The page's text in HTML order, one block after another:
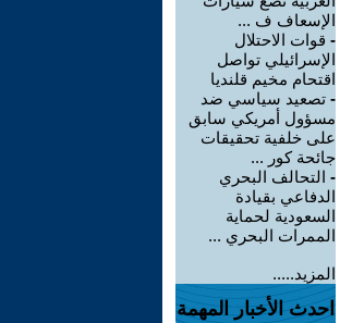
الإسعاف ف ...
- قوات الاحتلال
الإسرائيلي تواصل
اقتحام مخيم قلنديا
- تصعيد سياسي ضد
مسؤول أمريكي سابق
على خلفية تحقيقات
جائحة كور ...
- التحالف البحري
الدفاعي بقيادة
السعودية لحماية
الممرات البحري ...
المزيد.....
احدث الأخبار المهمة